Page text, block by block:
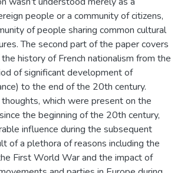
people or a community of citizens,
of people sharing common cultural
The second part of the paper covers
history of French nationalism from the
of significant development of
to the end of the 20th century.
which were present on the
the beginning of the 20th century,
influence during the subsequent
of a plethora of reasons including the
First World War and the impact of